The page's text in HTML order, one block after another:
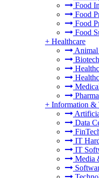
Food
Food
Food
Food
+ Healthcare
+ Information &
Data
IT
IT
Media